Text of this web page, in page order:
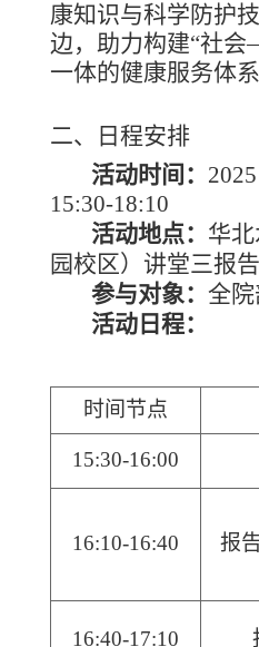
康知识与科学防护
边，助力构建“社
一体的健康服务体系
二、 日程安排
活动时间：
15:30-18:10
活动地点： 华
园校区）讲堂三报
参与对象： 全
活动日程：
时间节点
15:30-16:00
16:10-16:40 报
16:40-1 7:10